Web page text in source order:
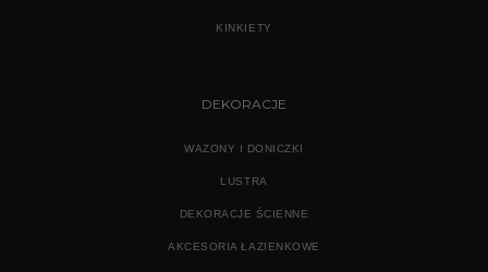
KINKIETY
DEKORACJE
WAZONY I DONICZKI
LUSTRA
DEKORACJE ŚCIENNE
AKCESORIA ŁAZIENKOWE